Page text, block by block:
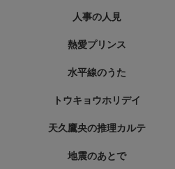
人事の人見
熱愛プリンス
水平線のうた
トウキョウホリデイ
天久鷹央の推理カルテ
地震のあとで